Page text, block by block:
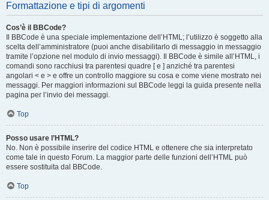
Formattazione e tipi di argomenti
Cos’è il BBCode?
Il BBCode è una speciale implementazione dell’HTML; l’utilizzo è soggetto alla
scelta dell’amministratore (puoi anche disabilitarlo di messaggio in messaggio
tramite l’opzione nel modulo di invio messaggi). Il BBCode è simile all’HTML, i
comandi sono racchiusi tra parentesi quadre [ e ] anziché tra parentesi
angolari < e > e offre un controllo maggiore su cosa e come viene mostrato nei
messaggi. Per maggiori informazioni sul BBCode leggi la guida presente nella
pagina per l’invio dei messaggi.
Top
Posso usare l’HTML?
No. Non è possibile inserire del codice HTML e ottenere che sia interpretato
come tale in questo Forum. La maggior parte delle funzioni dell’HTML può
essere sostituita dal BBCode.
Top